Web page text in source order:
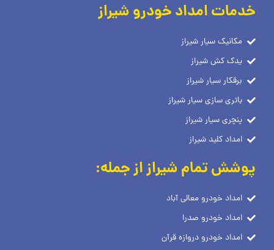
خدمات امداد خودرو شیراز
مکانیک سیار شیراز
یدک کش شیراز
برقکار سیار شیراز
باتری سازی سیار شیراز
پنچری سیار شیراز
امداد کلید شیراز
پوشش تمام شیراز از جمله:
امداد خودرو معالی آباد
امداد خودرو صدرا
امداد خودرو دروازه قرآن